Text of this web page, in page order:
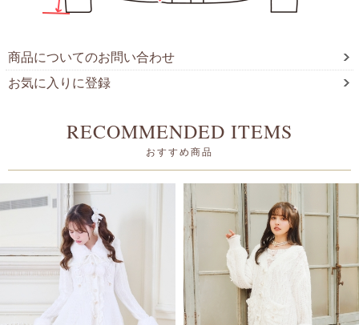
商品についてのお問い合わせ
お気に入りに登録
RECOMMENDED ITEMS
おすすめ商品